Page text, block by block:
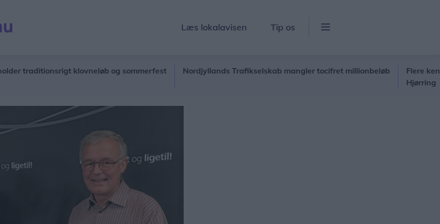
Læs lokalavisen Tip os
klovneløb og sommerfest Nordjyllands Trafikselskab mangler tocifret millionbeløb
Flere kendte
Hjørring